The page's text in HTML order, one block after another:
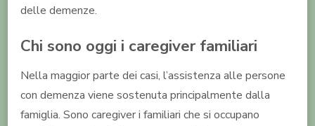
delle demenze.
Chi sono oggi i caregiver familiari
Nella maggior parte dei casi, l’assistenza alle persone
con demenza viene sostenuta principalmente dalla
famiglia. Sono caregiver i familiari che si occupano